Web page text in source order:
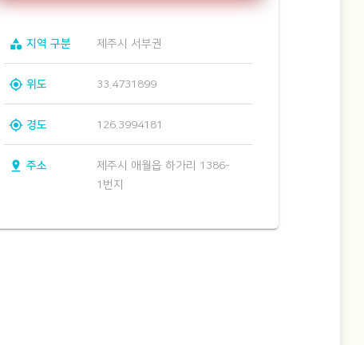
category 지역 구분 제주시 서부권
gps_fixed 위도 33.4731899
gps_fixed 경도 126.3994181
pin_drop 주소
제주시 애월읍 하가리 1386-
1번지